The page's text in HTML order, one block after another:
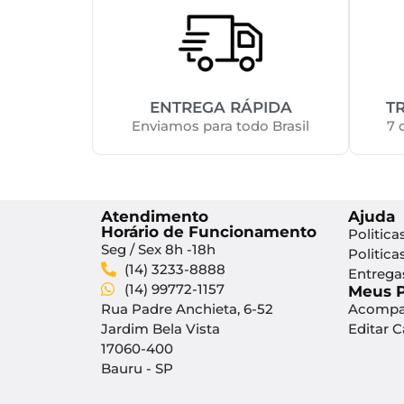
ENTREGA RÁPIDA
Enviamos para todo Brasil 7
Atendimento
Horário de Funcionamento
Seg / Sex 8h -18h
(14) 3233-8888
(14) 99772-1157
Rua Padre Anchieta, 6-52
Jardim Bela Vista
17060-400
Bauru - SP
Ajuda
Meus
Editar